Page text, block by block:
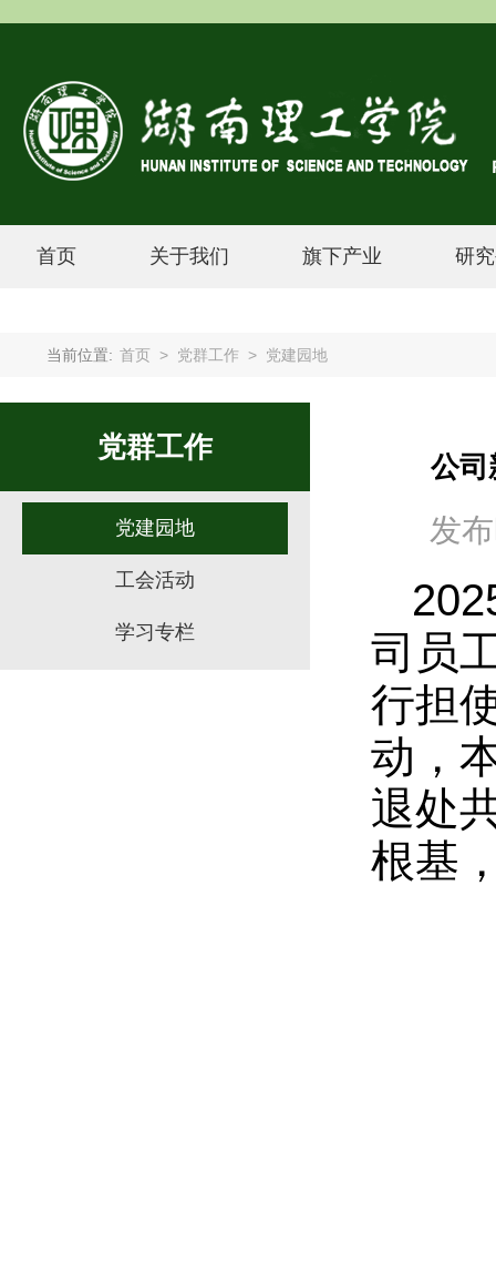
首页 关于我们 旗下产业 研
当前位置: 首页 > 党群工作 > 党建园地
党群工作
党建园地
工会活动
学习专栏
公司
发
司员
行担
动，
退处
根基